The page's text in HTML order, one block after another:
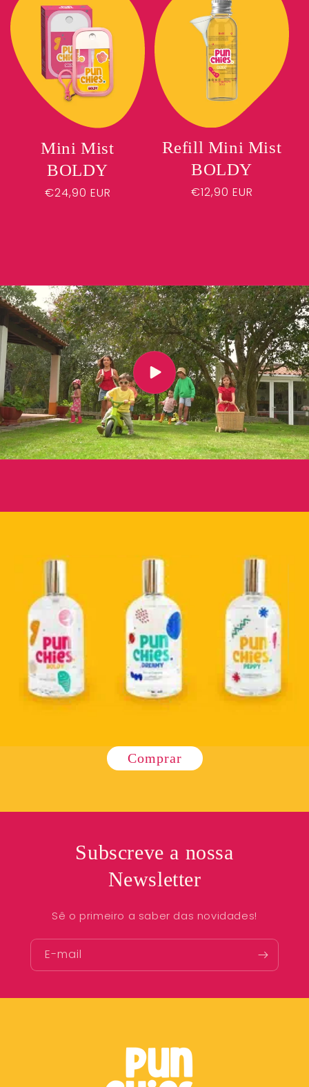
Mini Mist
BOLDY
Preço
€24,90 EUR
Refill Mini Mist
BOLDY
Preço
€12,90 EUR
Comprar
Subscreve a nossa
Newsletter
Sê o primeiro a saber das novidades!
E-mail